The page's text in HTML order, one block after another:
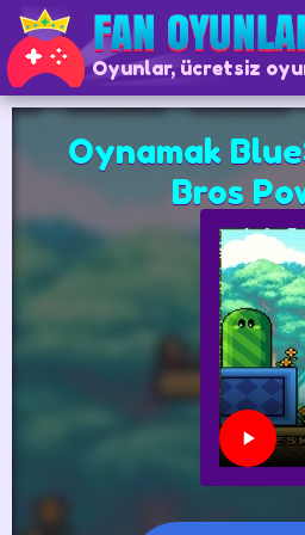
Oyunlar, ücretsiz
Oynamak
Bros